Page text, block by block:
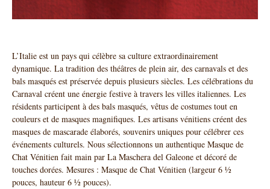
L’Italie est un pays qui célèbre sa culture extraordinairement
dynamique. La tradition des théâtres de plein air, des carnavals et des
bals masqués est préservée depuis plusieurs siècles. Les célébrations du
Carnaval créent une énergie festive à travers les villes italiennes. Les
résidents participent à des bals masqués, vêtus de costumes tout en
couleurs et de masques magnifiques. Les artisans vénitiens créent des
masques de mascarade élaborés, souvenirs uniques pour célébrer ces
événements culturels. Nous sélectionnons un authentique Masque de
Chat Vénitien fait main par La Maschera del Galeone et décoré de
touches dorées. Mesures : Masque de Chat Vénitien (largeur 6 ½
pouces, hauteur 6 ½ pouces).